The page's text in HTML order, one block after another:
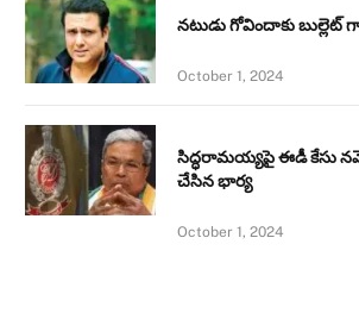
నటుడు గోవిందాకు బుల్లెట్
October 1, 2024
సిద్ధరామయ్యపై ఈడీ కేసు
చేసిన భార్య
October 1, 2024